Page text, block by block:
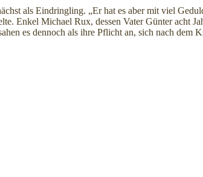
als Eindringling. „Er hat es aber mit viel
Enkel Michael Rux, dessen Vater Günter acht
es dennoch als ihre Pflicht an, sich nach